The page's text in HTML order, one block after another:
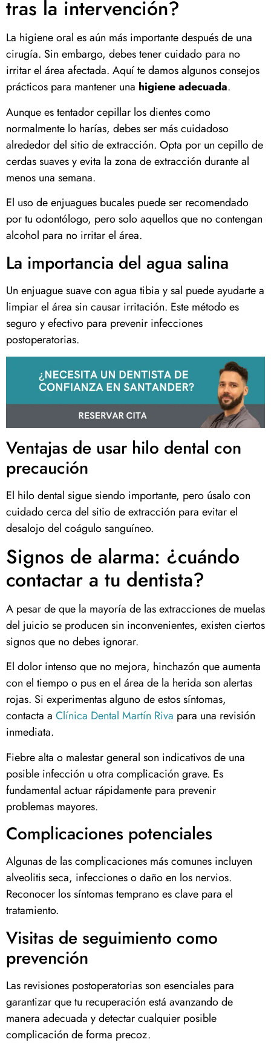
tras la intervención?
La higiene oral es aún más importante después de una
cirugía. Sin embargo, debes tener cuidado para no
irritar el área afectada. Aquí te damos algunos consejos
prácticos para mantener una higiene adecuada.
Aunque es tentador cepillar los dientes como
normalmente lo harías, debes ser más cuidadoso
alrededor del sitio de extracción. Opta por un cepillo de
cerdas suaves y evita la zona de extracción durante al
menos una semana.
El uso de enjuagues bucales puede ser recomendado
por tu odontólogo, pero solo aquellos que no contengan
alcohol para no irritar el área.
La importancia del agua salina
Un enjuague suave con agua tibia y sal puede ayudarte a
limpiar el área sin causar irritación. Este método es
seguro y efectivo para prevenir infecciones
postoperatorias.
Ventajas de usar hilo dental con
precaución
El hilo dental sigue siendo importante, pero úsalo con
cuidado cerca del sitio de extracción para evitar el
desalojo del coágulo sanguíneo.
Signos de alarma: ¿cuándo
contactar a tu dentista?
A pesar de que la mayoría de las extracciones de muelas
del juicio se producen sin inconvenientes, existen ciertos
signos que no debes ignorar.
El dolor intenso que no mejora, hinchazón que aumenta
con el tiempo o pus en el área de la herida son alertas
rojas. Si experimentas alguno de estos síntomas,
contacta a Clínica Dental Martín Riva para una revisión
inmediata.
Fiebre alta o malestar general son indicativos de una
posible infección u otra complicación grave. Es
fundamental actuar rápidamente para prevenir
problemas mayores.
Complicaciones potenciales
Algunas de las complicaciones más comunes incluyen
alveolitis seca, infecciones o daño en los nervios.
Reconocer los síntomas temprano es clave para el
tratamiento.
Visitas de seguimiento como
prevención
Las revisiones postoperatorias son esenciales para
garantizar que tu recuperación está avanzando de
manera adecuada y detectar cualquier posible
complicación de forma precoz.